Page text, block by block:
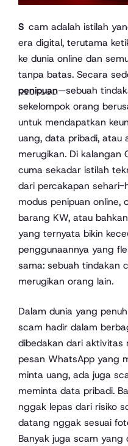
Scam adalah istilah yang makin sering muncul di
era digital, terutama
ke dunia online dan
tanpa batas. Secara
penipuan—sebuah
sekelompok orang
untuk mendapatkan
uang, data pribadi,
merugikan. Di kalangan
cuma sekadar istilah
dari percakapan
modus penipuan
barang KW, atau
yang ternyata bikin
penggunaannya yang
sama: sebuah tindakan
merugikan orang lain.
Dalam dunia yang
scam hadir dalam
dibedakan dari aktivitas
pesan WhatsApp yang
minta uang, ada juga
meminta data pribadi.
nggak lepas dari risiko
datang nggak sesuai
Banyak juga scam